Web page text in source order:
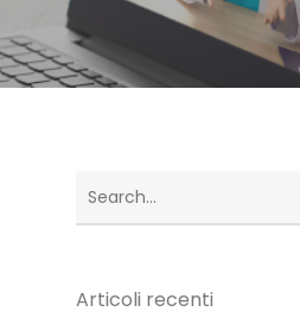
Articoli recenti